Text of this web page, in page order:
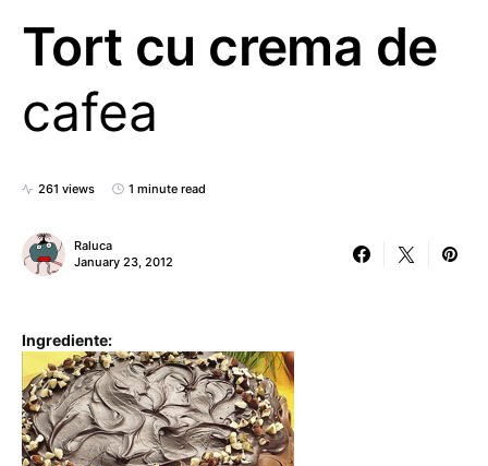
Tort cu crema de
cafea
261 views 1 minute read
Raluca
January 23, 2012
Ingrediente: